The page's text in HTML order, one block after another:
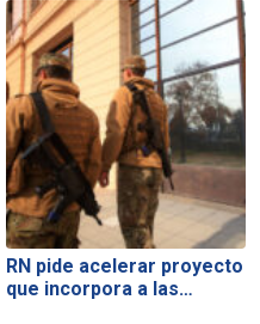
RN pide acelerar proyecto
que incorpora a las…